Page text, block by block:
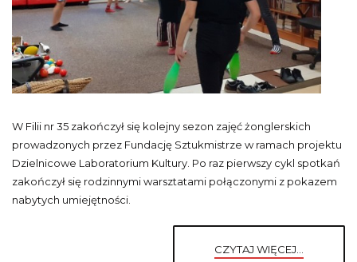
W Filii nr 35 zakończył się kolejny sezon zajęć żonglerskich
prowadzonych przez Fundację Sztukmistrze w ramach projektu
Dzielnicowe Laboratorium Kultury. Po raz pierwszy cykl spotkań
zakończył się rodzinnymi warsztatami połączonymi z pokazem
nabytych umiejętności.
CZYTAJ WIĘCEJ...